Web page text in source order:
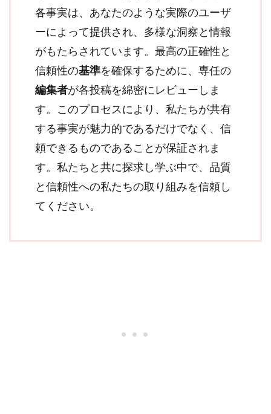
各事実は、あなたのような実際のユーザ
ーによって提供され、多様な洞察と情報
がもたらされています。最高の正確性と
信頼性の基準を確保するために、専任の
編集者が各投稿を綿密にレビューしま
す。このプロセスにより、私たちが共有
する事実が魅力的であるだけでなく、信
頼できるものであることが保証されま
す。私たちと共に探求し学ぶ中で、品質
と信頼性への私たちの取り組みを信頼し
てください。